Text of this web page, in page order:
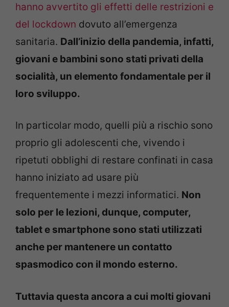
hanno avvertito gli effetti delle restrizioni e
del lockdown dovuto all’emergenza
sanitaria. Dall’inizio della pandemia, infatti,
giovani e bambini sono stati privati della
socialità, un elemento fondamentale per il
loro sviluppo.
In particolar modo, quelli più a rischio sono
proprio gli adolescenti che, vivendo i
ripetuti obblighi di restare confinati in casa
hanno iniziato ad usare più
frequentemente i mezzi informatici. Non
solo per le lezioni, dunque, computer,
tablet e smartphone sono stati utilizzati
anche per mantenere un contatto
spasmodico con il mondo esterno.
Tuttavia questa ancora a cui molti giovani